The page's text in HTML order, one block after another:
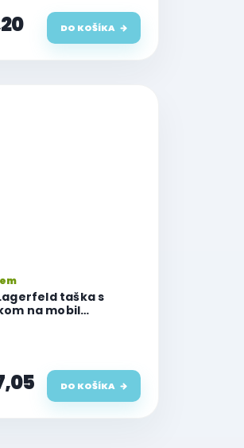
DO KOŠÍKA
taška s
na mobil
DO KOŠÍKA